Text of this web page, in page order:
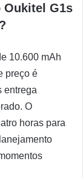
Oukitel G1s
10.600 mAh
preço é
entrega
O
horas para